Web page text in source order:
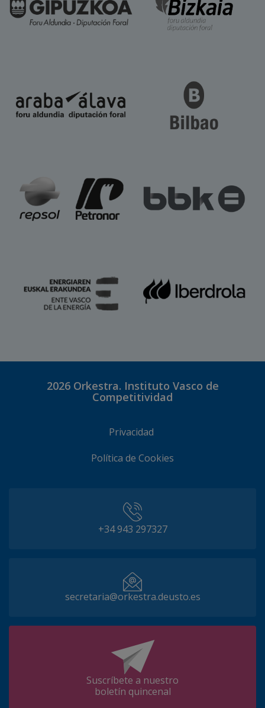
2026 Orkestra. Instituto Vasco de
Competitividad
Privacidad
Política de Cookies
+34 943 297327
secretaria@orkestra.deusto.es
Suscríbete a nuestro
boletín quincenal